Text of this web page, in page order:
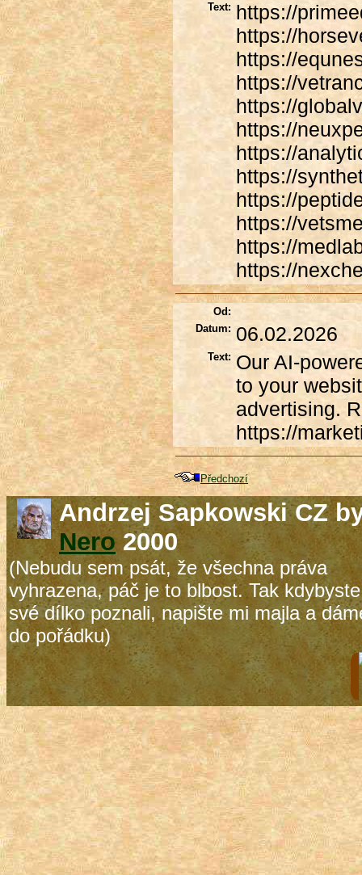
Text: https://
https://
https://
https://
https://
https://
https://
https://
https://
https://
https://
https://
Od:
Datum: 06.02.2026
Text: Our AI-
to your
advertising.
https://
Předchozí
Andrzej Sapkowski CZ
Nero2000
(Nebudu sem psát, že všechna práva
vyhrazena, páč je to blbost. Tak
své dílko poznali, napište mi majla a
do pořádku)